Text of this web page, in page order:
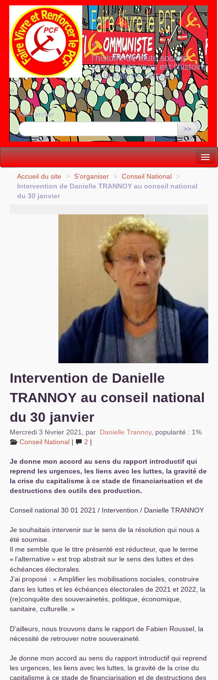
«
l’histoire de toute société
jusqu’à nos jours est l’histoire
de la lutte de classes
»
Rechercher :
>>
Vie politique
Lutter, Unir...
Accueil du site > S’organiser > Conseil National
>
Intervention de Danielle TRANNOY au conseil national
du 30 janvier
Intervention de Danielle
TRANNOY au conseil national
du 30 janvier
Mercredi 3 février 2021 par Danielle Trannoy, popularité : 1%
Conseil National | 2 |
Je donne mon accord au sens du rapport introductif qui
reprend les urgences, les liens avec les luttes, la gravité de
la crise du capitalisme à ce stade de financiarisation et de
destructions des outils des production.
Conseil national 30 01 2021 / Intervention / Danielle TRANNOY
Je souhaitais intervenir sur le sens de la résolution qui nous a
été soumise.
Il me semble que le titre présenté est réducteur, que le terme
« l’alternative» est trop abstrait sur le sens des luttes et des
échéances électorales.
J’ai proposé : « Amplifier les mobilisations sociales, construire
dans les luttes et les échéances électorales de 2021 et 2022, la
(re)conquête des souverainetés, politique, économique,
sanitaire, culturelle. »
D’ailleurs, nous trouvons dans le rapport de Fabien Roussel, la
nécessité de retrouver notre souveraineté.
Je donne mon accord au sens du rapport introductif qui reprend
les urgences, les liens avec les luttes, la gravité de la crise du
capitalisme à ce stade de financiarisation et de destructions des